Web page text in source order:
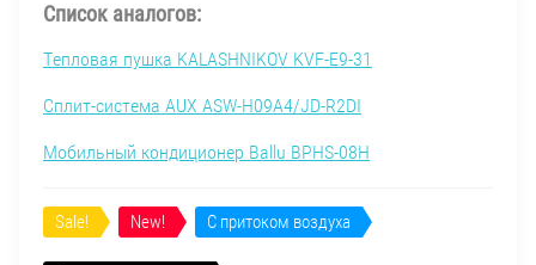
Список аналогов:
Тепловая пушка KALASHNIKOV KVF-E9-31
Сплит-система AUX ASW-H09A4/JD-R2DI
Мобильный кондиционер Ballu BPHS-08H
Sale! New! С притоком воздуха